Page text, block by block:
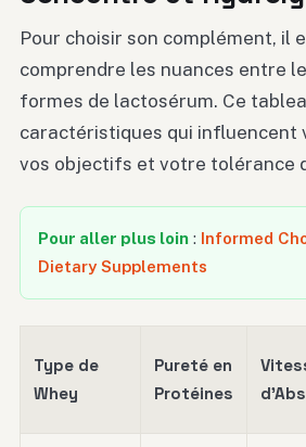
Pour choisir son complément, il
comprendre les nuances entre
formes de lactosérum. Ce
caractéristiques qui influencent
vos objectifs et votre tolérance
Pour aller plus loin : Informed
Dietary Supplements
Type de
Whey
Pureté en
Protéines